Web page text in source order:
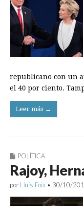
republicano con un
el 40 por ciento.
Leer más →
POLÍTICA
Rajoy,
por Lluís Foix • 30/10/